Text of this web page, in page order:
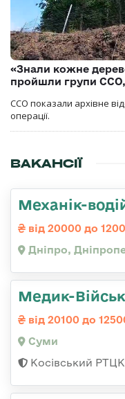
«Знали кожне
пройшли групи
ССО показали архівне
операції.
ВАКАНСІЇ
Механік-
від 20000 до
Дніпро,
Медик-
від 20100 до
Суми
Косівський